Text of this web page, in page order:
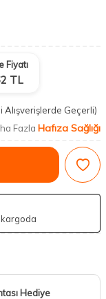
Fiyatı
TL
Alışverişlerde Geçerli)
Fazla Hafıza Sağlığı
Hediye